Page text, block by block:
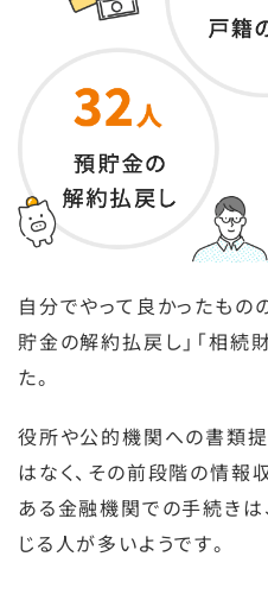
自分でやって良かったもの
貯金の解約払戻し」「相続
た。
役所や公的機関への書類
はなく、その前段階の情報
ある金融機関での手続きは
じる人が多いようです。